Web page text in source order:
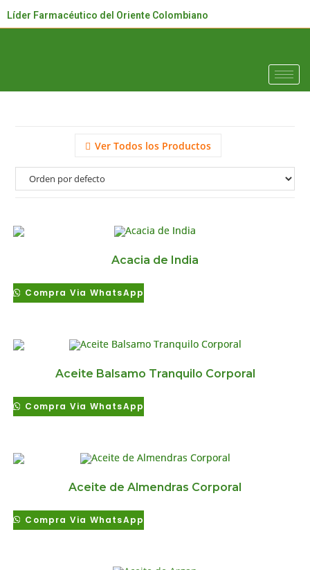
Líder Farmacéutico del Oriente Colombiano
Ver Todos los Productos
Acacia de India
Compra Via WhatsApp
Aceite Balsamo Tranquilo Corporal
Compra Via WhatsApp
Aceite de Almendras Corporal
Compra Via WhatsApp